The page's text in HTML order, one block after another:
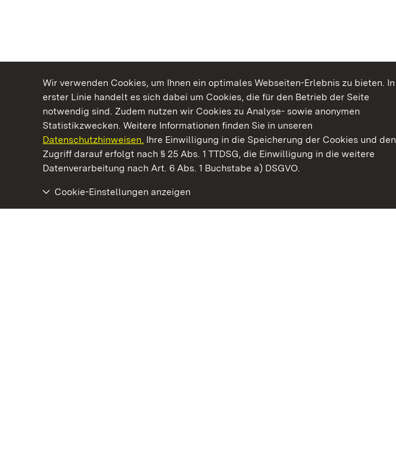
Wir verwenden Cookies, um Ihnen ein optimales Webseiten-Erlebnis zu bieten. In
erster Linie handelt es sich dabei um Cookies, die für den Betrieb der Seite
notwendig sind. Zudem nutzen wir Cookies zu Analyse- sowie anonymen
Statistikzwecken. Weitere Informationen finden Sie in unseren
Datenschutzhinweisen. Ihre Einwilligung in die Speicherung der Cookies und den
Zugriff darauf erfolgt nach § 25 Abs. 1 TTDSG, die Einwilligung in die weitere
Datenverarbeitung nach Art. 6 Abs. 1 Buchstabe a) DSGVO.
Cookie-Einstellungen anzeigen
Kommen. Staunen. Genießen.